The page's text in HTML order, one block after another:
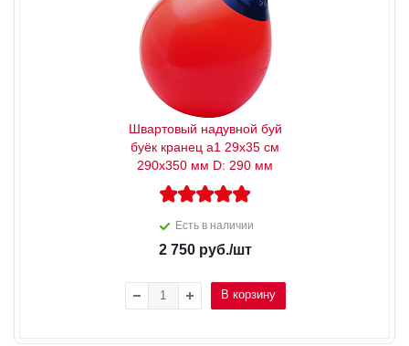
Швартовый надувной буй
буёк кранец a1 29x35 см
290x350 мм D: 290 мм
Есть в наличии
2 750руб./шт
В корзину